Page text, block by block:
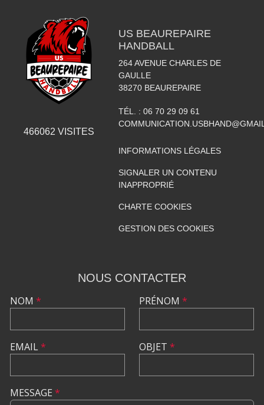
466062 VISITES
US BEAUREPAIRE
HANDBALL
264 AVENUE CHARLES DE
GAULLE
38270 BEAUREPAIRE
TÉL. : 06 70 29 09 61
INFORMATIONS LÉGALES
SIGNALER UN CONTENU
INAPPROPRIÉ
CHARTE COOKIES
GESTION DES COOKIES
NOUS CONTACTER
NOM *
EMAIL*
PRÉNOM *
OBJET *
MESSAGE *